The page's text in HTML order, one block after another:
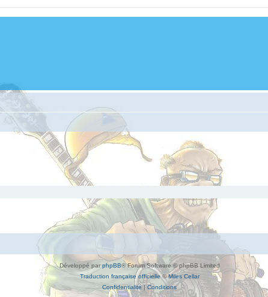
Développé parphpBB® Forum Software © phpBB Limited
Traduction française officielle©Miles Cellar
Confidentialité|Conditions